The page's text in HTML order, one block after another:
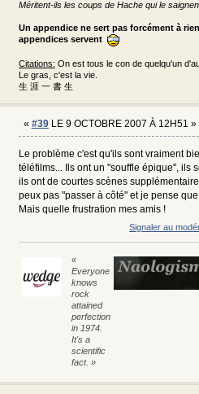
Méritent-ils les coups de Hache qui le
Un appendice ne sert pas forcément à
appendices servent
Citations: On est tous le con de quelqu'un
Le gras, c'est la vie.
生 涯 一 書 生
« #39LE 9 OCTOBRE 2007 À 12H51 »
Le problème c'est qu'ils sont vraiment
téléfilms... Ils ont un "souffle épique", ils
ils ont de courtes scènes
peux pas "passer à côté" et je pense
Mais quelle frustration mes amis !
Signaler au
«
Everyone
knows
rock
attained
perfection
in 1974.
It's a
scientific
fact. »